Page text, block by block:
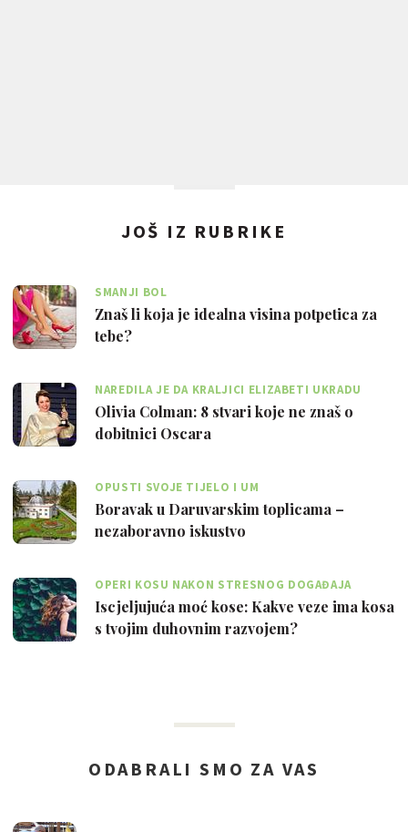
JOŠ IZ RUBRIKE
SMANJI BOL
Znaš li koja je idealna visina potpetica za
tebe?
NAREDILA JE DA KRALJICI ELIZABETI UKRADU
TOALETNI PAPIR
Olivia Colman: 8 stvari koje ne znaš o
dobitnici Oscara
OPUSTI SVOJE TIJELO I UM
Boravak u Daruvarskim toplicama –
nezaboravno iskustvo
OPERI KOSU NAKON STRESNOG DOGAĐAJA
Iscjeljujuća moć kose: Kakve veze ima kosa
s tvojim duhovnim razvojem?